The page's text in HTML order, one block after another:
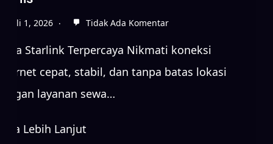
Juni 15, 2026
cepat, stabil, dan tanpa batas lokasi
layanan sewa…